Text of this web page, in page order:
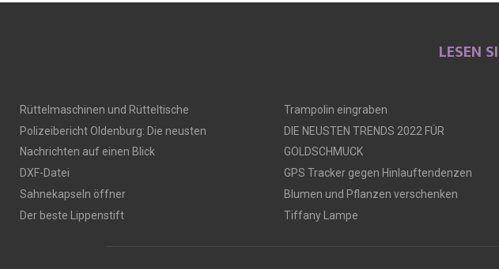
LESEN
Rüttelmaschinen und Rütteltische
Polizeibericht Oldenburg: Die neusten
Nachrichten auf einen Blick
DXF-Datei
Sahnekapseln öffner
Der beste Lippenstift
Trampolin eingraben
DIE NEUSTEN TRENDS 2022 FÜR
GOLDSCHMUCK
GPS Tracker gegen Hinlauftendenzen
Blumen und Pflanzen verschenken
Tiffany Lampe